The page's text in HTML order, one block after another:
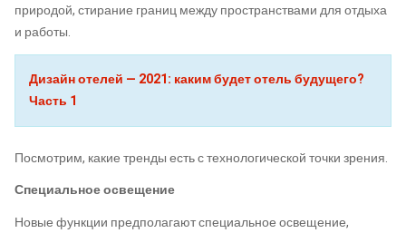
природой, стирание границ между пространствами для отдыха
и работы.
Дизайн отелей — 2021: каким будет отель будущего?
Часть 1
Посмотрим, какие тренды есть с технологической точки зрения.
Специальное освещение
Новые функции предполагают специальное освещение,